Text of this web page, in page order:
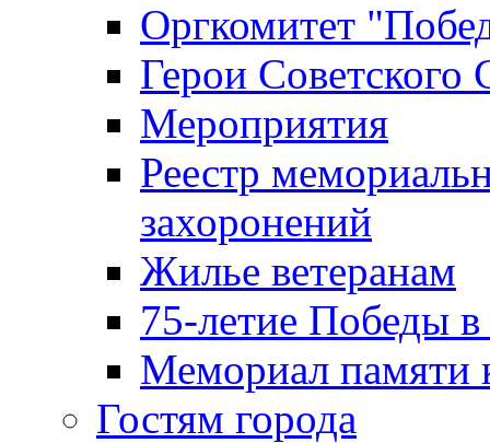
Оргкомитет
Герои Советского
Мероприятия
Реестр
захоронений
Жилье ветеранам
75-летие Победы
Мемориал памяти
Гостям города